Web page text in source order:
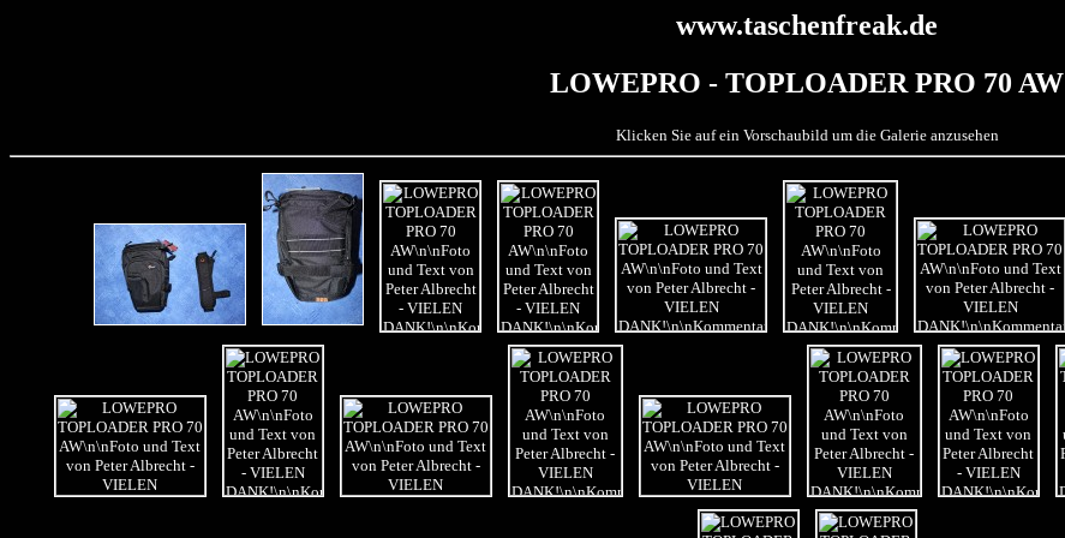
www.taschenfreak.de
LOWEPRO - TOPLOADER PRO 70 AW
Klicken Sie auf ein Vorschaubild um die Galerie anzusehen